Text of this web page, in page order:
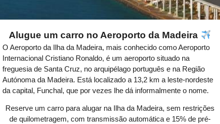
Madeira
Airport
Alugue um carro no Aeroporto da Madeira
O Aeroporto da Ilha da Madeira, mais conhecido como Aeroporto
Internacional Cristiano Ronaldo, é um aeroporto situado na
freguesia de Santa Cruz, no arquipélago português e na Região
Autónoma da Madeira. Está localizado a 13,2 km a leste-nordeste
da capital, Funchal, que por vezes lhe dá informalmente o nome.
Reserve um carro para alugar na Ilha da Madeira, sem restrições
de quilometragem, com transmissão automática e 15% de pré-